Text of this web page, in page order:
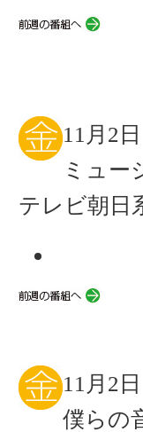
11月2日
ミュー
テレビ朝日
11月2日
僕らの